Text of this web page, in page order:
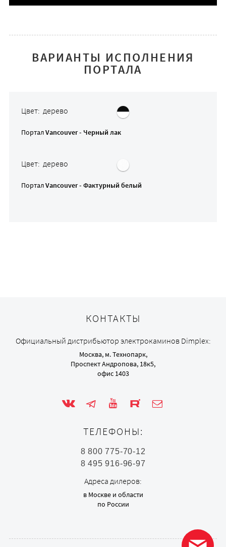
ВАРИАНТЫ ИСПОЛНЕНИЯ
ПОРТАЛА
Цвет: дерево
ПорталVancouver - Черный лак
Цвет: дерево
ПорталVancouver - Фактурный белый
КОНТАКТЫ
Официальный дистрибьютор электрокаминов Dimplex:
Москва, м. Технопарк,
Проспект Андропова, 18к5,
офис 1403
ТЕЛЕФОНЫ:
8 800 775-70-12
8 495 916-96-97
Адреса дилеров:
в Москве и области
по России